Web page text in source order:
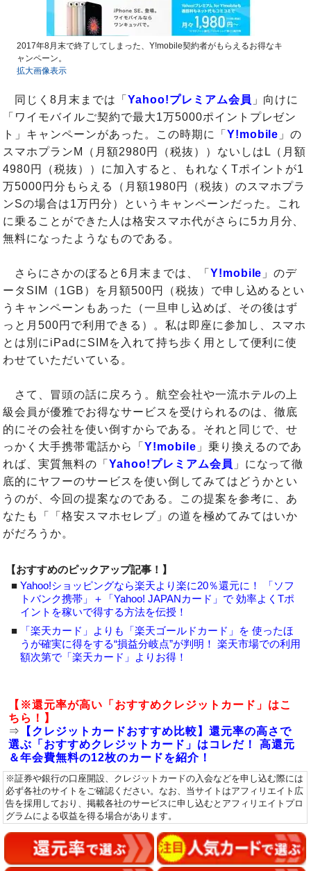
2017年8月末で終了してしまった、Y!mobile契約者がもらえるお得なキ
ャンペーン。
拡大画像表示
同じく8月末までは「Yahoo!プレミアム会員 」向けに
「ワイモバイルご契約で最大1万5000ポイントプレゼン
ト」キャンペーンがあった。この時期に「 Y!mobile 」の
スマホプランM（月額2980円（税抜））ないしはL（月額
4980円（税抜））に加入すると、もれなくTポイントが1
万5000円分もらえる（月額1980円（税抜）のスマホプラ
ンSの場合は1万円分）というキャンペーンだった。これ
に乗ることができた人は格安スマホ代がさらに5カ月分、
無料になったようなものである。
さらにさかのぼると6月末までは、「 Y!mobile 」のデ
ータSIM（1GB）を月額500円（税抜）で申し込めるとい
うキャンペーンもあった（一旦申し込めば、その後はず
っと月500円で利用できる）。私は即座に参加し、スマホ
とは別にiPadにSIMを入れて持ち歩く用として便利に使
わせていただいている。
さて、冒頭の話に戻ろう。航空会社や一流ホテルの上
級会員が優雅でお得なサービスを受けられるのは、徹底
的にその会社を使い倒すからである。それと同じで、せ
っかく大手携帯電話から「 Y!mobile 」乗り換えるのであ
れば、実質無料の「Yahoo!プレミアム会員 」になって徹
底的にヤフーのサービスを使い倒してみてはどうかとい
うのが、今回の提案なのである。この提案を参考に、あ
なたも「「格安スマホセレブ」の道を極めてみてはいか
がだろうか。
【おすすめのピックアップ記事！】
■ Yahoo!ショッピングなら楽天より楽に20％還元に！ 「ソフ
トバンク携帯」＋「Yahoo! JAPANカード」で 効率よくTポ
イントを稼いで得する方法を伝授！
■
「楽天カード」よりも「楽天ゴールドカード」を 使ったほ
うが確実に得をする“損益分岐点”が判明！ 楽天市場での利用
額次第で「楽天カード」よりお得！
【※還元率が高い「おすすめクレジットカード」はこ
ちら！】
⇒
【クレジットカードおすすめ比較】還元率の高さで
選ぶ「おすすめクレジットカード」はコレだ！ 高還元
＆年会費無料の12枚のカードを紹介！
※証券や銀行の口座開設、クレジットカードの入会などを申し込む際には
必ず各社のサイトをご確認ください。なお、当サイトはアフィリエイト広
告を採用しており、掲載各社のサービスに申し込むとアフィリエイトプロ
グラムによる収益を得る場合があります。